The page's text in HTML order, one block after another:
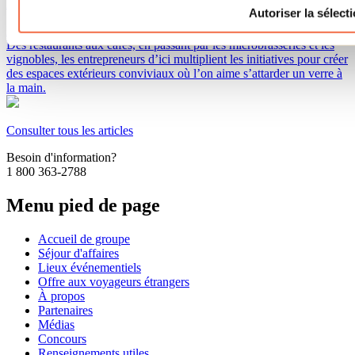
Autoriser la
Les belles terrasses sont nombreuses dans la région de Lanaudière.
Des restaurants aux cafés, en passant par les microbrasseries et les
vignobles, les entrepreneurs d’ici multiplient les initiatives pour créer
des espaces extérieurs conviviaux où l’on aime s’attarder un verre à
la main.
Consulter tous les articles
Besoin d'information?
1 800 363-2788
Menu pied de page
Accueil de groupe
Séjour d'affaires
Lieux événementiels
Offre aux voyageurs étrangers
À propos
Partenaires
Médias
Concours